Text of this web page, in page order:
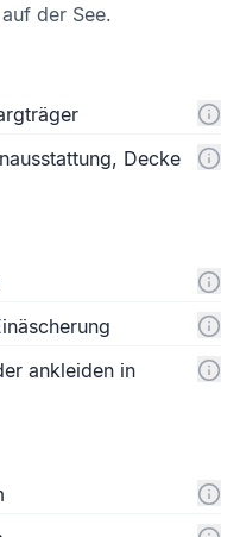
der See.
Decke
ankleiden in